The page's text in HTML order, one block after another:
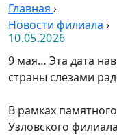
Главная ›
Новости филиала ›
10.05.2026
9 мая… Эта дата
страны слезами
В рамках
Узловского